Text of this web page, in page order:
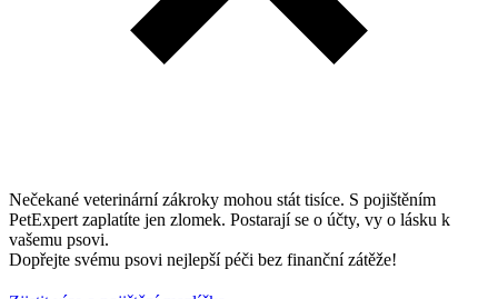
Nečekané veterinární zákroky mohou stát tisíce. S pojištěním
PetExpert zaplatíte jen zlomek. Postarají se o účty, vy o lásku k
vašemu psovi.
Dopřejte svému psovi nejlepší péči bez finanční zátěže!